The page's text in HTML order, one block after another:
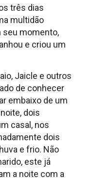
três dias
multidão
seu momento,
e criou um
Jaicle e outros
de conhecer
embaixo de um
dois
casal, nos
dois
e frio. Não
este já
a noite com a